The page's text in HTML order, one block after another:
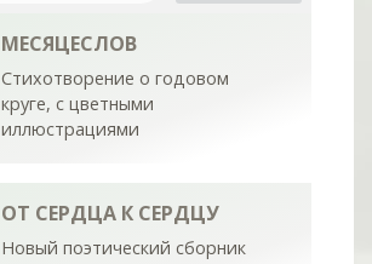
МЕСЯЦЕСЛОВ
Стихотворение о годовом
круге, с цветными
иллюстрациями
ОТ СЕРДЦА К СЕРДЦУ
Новый поэтический сборник